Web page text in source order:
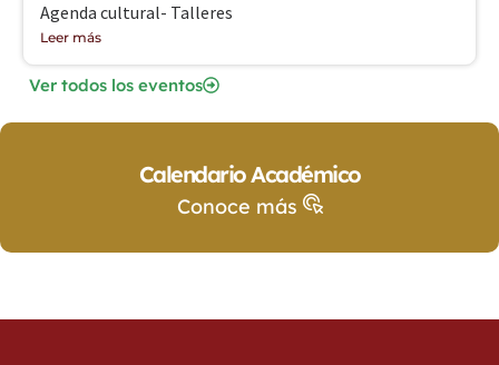
Agenda cultural- Talleres
Leer más
Ver todos los eventos
Calendario Académico
Conoce más